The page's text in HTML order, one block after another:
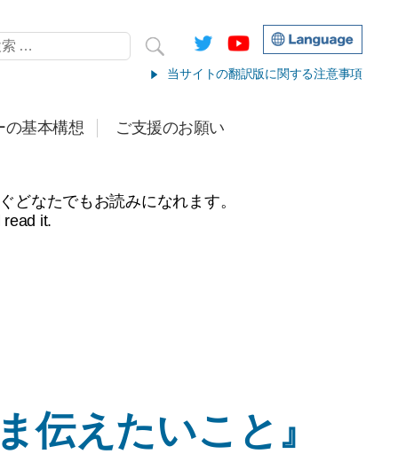
当サイトの翻訳版に関する注意事項
の基本構想 ご支援のお願い
なたでもお読みになれます。
read it.
伝えたいこと』